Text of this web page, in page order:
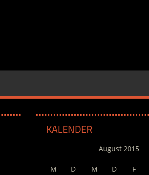
KALENDER
August 2015
M D M D F